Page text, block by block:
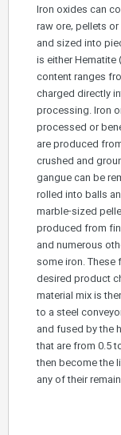
Iron oxides
raw ore, pellets
and sized into
is either
content ranges
charged
processing.
processed or
are produced
crushed and
gangue can be
rolled into balls
marble-sized
produced from
and numerous
some iron.
desired
material mix is
to a steel
and fused by
that are from
then become
any of their